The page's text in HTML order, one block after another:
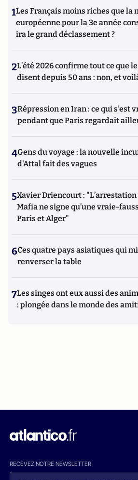
1Les Français moins riches que la
européenne pour la 3e année
ira le grand déclassement ?
2L’été 2026 confirme tout ce que
disent depuis 50 ans : non, et
3Répression en Iran : ce qui s'est
pendant que Paris regardait
4Gens du voyage : la nouvelle
d'Attal fait des vagues
5Xavier Driencourt : "L’arrestation
Mafia ne signe qu’une vraie-
Paris et Alger"
6Ces quatre pays asiatiques qui
renverser la table
7Les singes ont eux aussi des
: plongée dans le monde des
RECEVEZ NOTRE NEWSLETTER